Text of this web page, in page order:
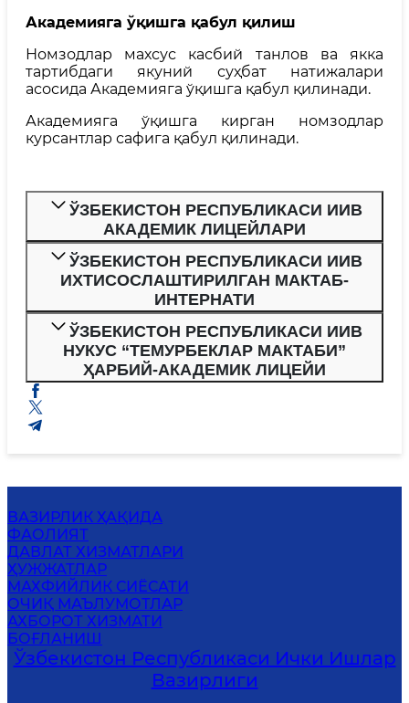
Академияга ўқишга қабул қилиш
Номзодлар махсус касбий танлов ва якка
тартибдаги якуний суҳбат натижалари
асосида Академияга ўқишга қабул қилинади.
Академияга ўқишга кирган номзодлар
курсантлар сафига қабул қилинади.
ЎЗБЕКИСТОН РЕСПУБЛИКАСИ ИИВ
АКАДЕМИК ЛИЦЕЙЛАРИ
ЎЗБЕКИСТОН РЕСПУБЛИКАСИ ИИВ
ИХТИСОСЛАШТИРИЛГАН МАКТАБ-
ИНТЕРНАТИ
ЎЗБЕКИСТОН РЕСПУБЛИКАСИ ИИВ
НУКУС “ТЕМУРБЕКЛАР МАКТАБИ”
ҲАРБИЙ-АКАДЕМИК ЛИЦЕЙИ
ВАЗИРЛИК ҲАҚИДА
ФАОЛИЯТ
ДАВЛАТ ХИЗМАТЛАРИ
ҲУЖЖАТЛАР
MАХФИЙЛИК СИЁСАТИ
ОЧИҚ МАЪЛУМОТЛАР
АХБОРОТ ХИЗМАТИ
БОҒЛАНИШ
Ўзбекистон Республикаси Ички Ишлар
Вазирлиги